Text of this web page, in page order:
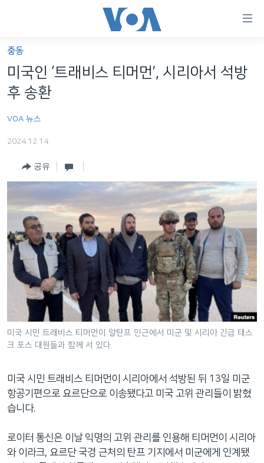
가
능
링
인
메
션
으
이
동
검
로
세계
라디오
프로그램
주파수 안내
언어 선택
중동
미국인 ‘트래비스 티머먼’, 시리아서 석방
후 송환
VOA 뉴스
2024.12.14
공유
미국 시민 트래비스 티머먼이 알탄프 인근에서 미군 및 시리아 긴급 태스
크 포스 대원들과 함께 서 있다.
미국 시민 트래비스 티머먼이 시리아에서 석방된 뒤 13일 미군
항공기편으로 요르단으로 이송됐다고 미국 고위 관리들이 밝혔
습니다.
로이터 통신은 이날 익명의 고위 관리를 인용해 티머먼이 시리아
와 이라크, 요르단 국경 근처의 탄프 기지에서 미군에게 인계됐